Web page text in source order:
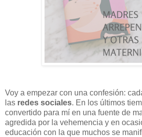
Voy a empezar con una confesión:
las redes sociales. En los últimos
convertido para mí en una fuente de
agredida por la vehemencia y en
educación con la que muchos se